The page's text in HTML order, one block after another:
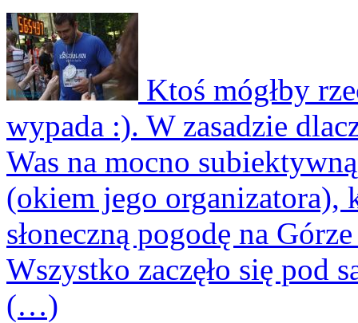
Ktoś mógłby
wypada :). W zasadzie
Was na mocno
(okiem jego organizatora),
słoneczną pogodę na
Wszystko zaczęło się pod
(…)